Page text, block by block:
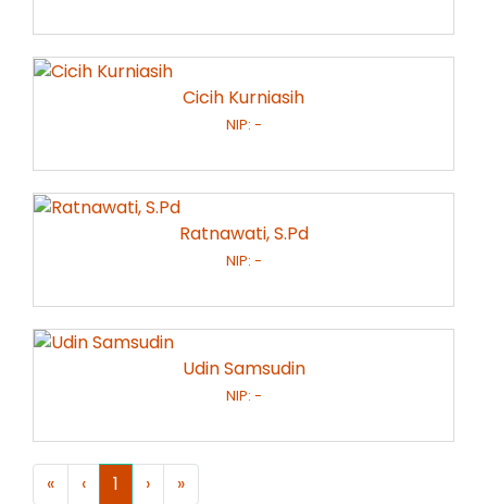
Cicih Kurniasih
NIP: -
Ratnawati, S.Pd
NIP: -
Udin Samsudin
NIP: -
« ‹ 1 › »